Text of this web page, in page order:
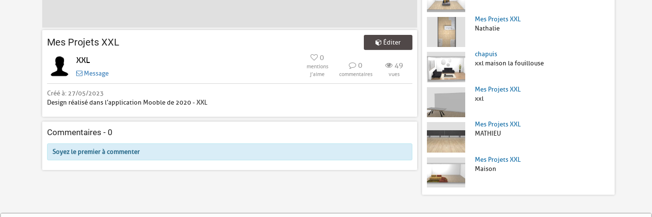
Mes Projets XXL Éditer
XXL
Message
0
mentions
j’aime
0
commentaires
49
vues
Créé à: 27/05/2023
Design réalisé dans l’application Mooble de 2020 - XXL
Commentaires - 0
Soyez le premier à commenter
Mes Projets XXL
Nathalie
chapuis
xxl maison la fouillouse
Mes Projets XXL
xxl
Mes Projets XXL
MATHIEU
Mes Projets XXL
Maison